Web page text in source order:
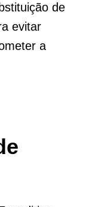
de
evitar
a